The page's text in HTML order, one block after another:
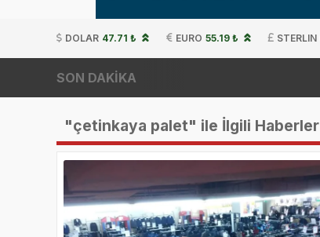
DOLAR 47.71 ₺ EURO 55.19 ₺ STERLIN
SON DAKİKA
"çetinkaya palet" ile İlgili Haberler